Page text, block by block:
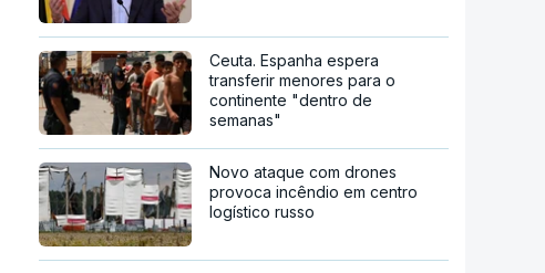
Ceuta. Espanha espera
transferir menores para o
continente "dentro de
semanas"
Novo ataque com drones
provoca incêndio em centro
logístico russo